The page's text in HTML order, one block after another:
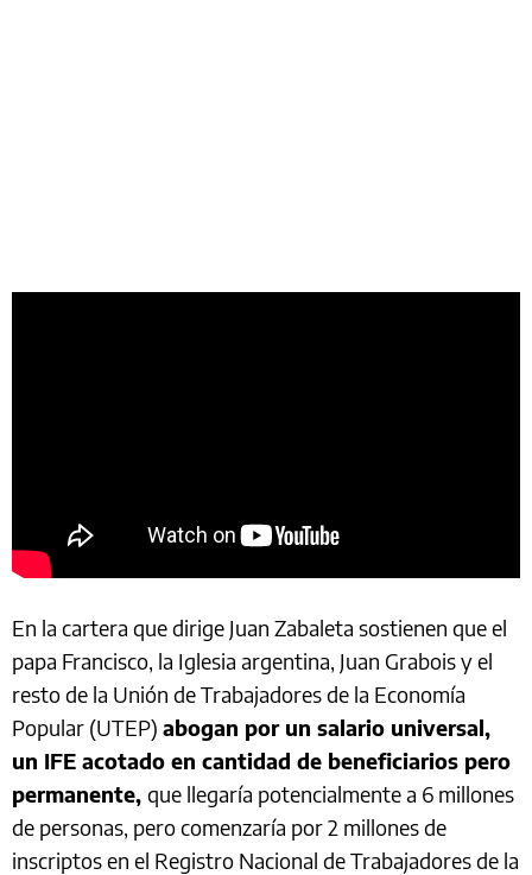
En la cartera que dirige Juan Zabaleta sostienen que el
papa Francisco, la Iglesia argentina, Juan Grabois y el
resto de la Unión de Trabajadores de la Economía
Popular (UTEP) abogan por un salario universal,
un IFE acotado en cantidad de beneficiarios pero
permanente, que llegaría potencialmente a 6 millones
de personas, pero comenzaría por 2 millones de
inscriptos en el Registro Nacional de Trabajadores de la